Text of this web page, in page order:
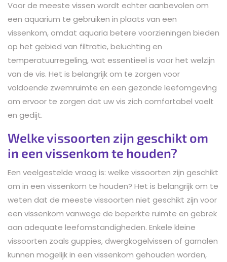
Voor de meeste vissen wordt echter aanbevolen om
een aquarium te gebruiken in plaats van een
vissenkom, omdat aquaria betere voorzieningen bieden
op het gebied van filtratie, beluchting en
temperatuurregeling, wat essentieel is voor het welzijn
van de vis. Het is belangrijk om te zorgen voor
voldoende zwemruimte en een gezonde leefomgeving
om ervoor te zorgen dat uw vis zich comfortabel voelt
en gedijt.
Welke vissoorten zijn geschikt om
in een vissenkom te houden?
Een veelgestelde vraag is: welke vissoorten zijn geschikt
om in een vissenkom te houden? Het is belangrijk om te
weten dat de meeste vissoorten niet geschikt zijn voor
een vissenkom vanwege de beperkte ruimte en gebrek
aan adequate leefomstandigheden. Enkele kleine
vissoorten zoals guppies, dwergkogelvissen of garnalen
kunnen mogelijk in een vissenkom gehouden worden,